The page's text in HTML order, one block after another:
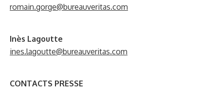
romain.gorge@bureauveritas.com
Inès Lagoutte
ines.lagoutte@bureauveritas.com
CONTACTS PRESSE